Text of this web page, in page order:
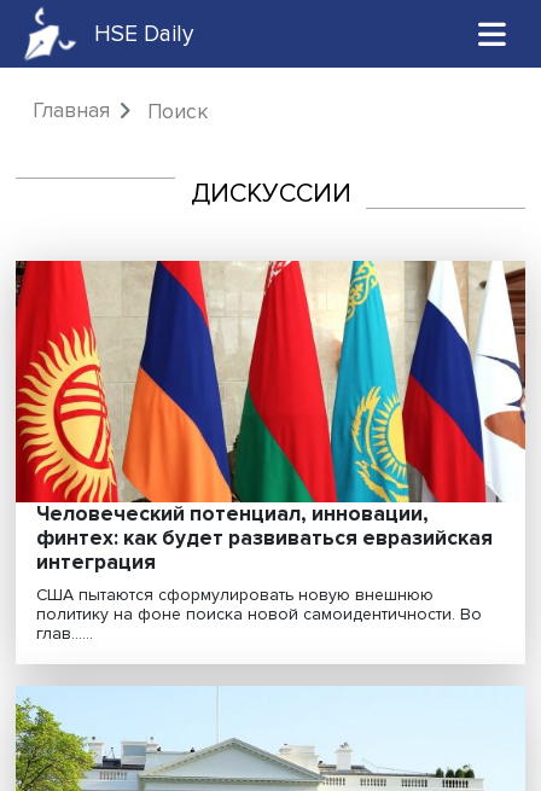
HSE Daily
Главная
Человеческий потенциал, инновации,
финтех: как будет развиваться
интеграция
США пытаются сформулировать новую внешнюю
политику на фоне поиска новой самоидентичности.
глав......